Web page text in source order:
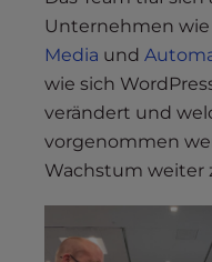
Unternehmen wie
Media und
wie sich
verändert und
vorgenommen
Wachstum weiter